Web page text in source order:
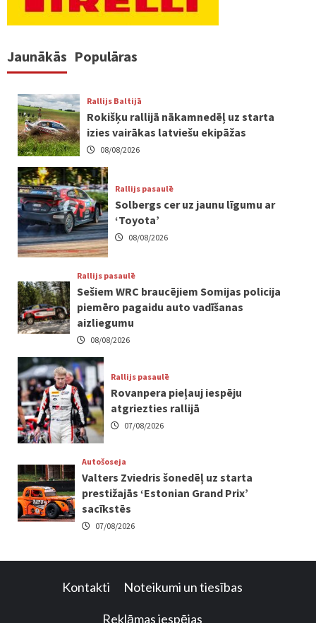
Jaunākās Populāras
Rallijs Baltijā
Rokišķu rallijā nākamnedēļ uz starta
izies vairākas latviešu ekipāžas
08/08/2026
Rallijs pasaulē
Solbergs cer uz jaunu līgumu ar
‘Toyota’
08/08/2026
Rallijs pasaulē
Sešiem WRC braucējiem Somijas policija
piemēro pagaidu auto vadīšanas
aizliegumu
08/08/2026
Rallijs pasaulē
Rovanpera pieļauj iespēju
atgriezties rallijā
07/08/2026
Autošoseja
Valters Zviedris šonedēļ uz starta
prestižajās ‘Estonian Grand Prix’
sacīkstēs
07/08/2026
Kontakti Noteikumi un tiesības
Reklāmas iespējas